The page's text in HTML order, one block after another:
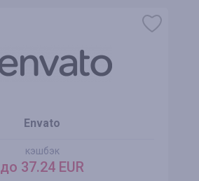
Envato
кэшбэк
до 37.24 EUR